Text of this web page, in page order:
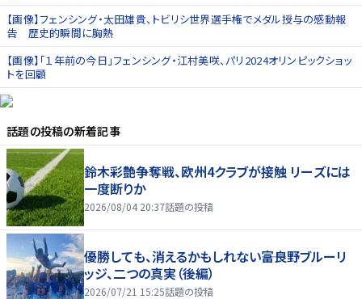
【画像】フェンシング・太田雄貴、トビリシ世界選手権でメダル授与の感動報
告 歴史的瞬間に胸熱
【画像】「１年前の今日」フェンシング・江村美咲、パリ2024オリンピックショッ
トを回顧
話題の投稿の新着記事
鈴木彩艶争奪戦、欧州4クラブが接触 リーズには
一度断りか
2026/08/04 20:37話題の投稿
優勝しても、消えるかもしれない――富良野ブルーリ
ッジ、二つの真実（後編）
2026/07/21 15:25話題の投稿